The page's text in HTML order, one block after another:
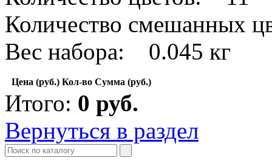
Количество смешанных
Вес набора: 0.045 кг
Цена (руб.) Кол-во Сумма (руб.)
Итого: 0 руб.
Вернуться в раздел